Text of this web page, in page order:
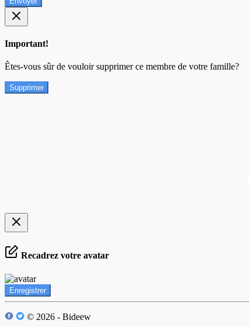
Important!
Êtes-vous sûr de vouloir supprimer ce membre de votre famille?
Supprimer
Recadrez votre avatar
Enregistrer
© 2026 - Bideew